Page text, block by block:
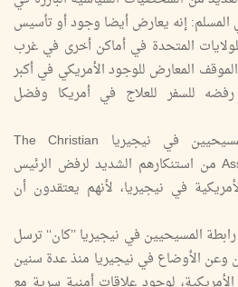
المسلم: إنه يعارض أيضا وجود أو تأسيس
المتحدة في أماكن أخرى في غرب
المعارض للوجود الأمريكي في أكبر
للسفر للعلاج في أمريكا وفضل
وتعجبنا لموقف رابطة المسيحيين في نيجيريا The Christian
Association of Nigeria (CAN) من استنكارهم الشديد لرفض الرئيس
في نيجيريا، لأنهم يعتقدون أن
المسيحيين في نيجيريا ’’كان‘‘ ترسل
وعن الأوضاع في نيجيريا منذ عدة سنين